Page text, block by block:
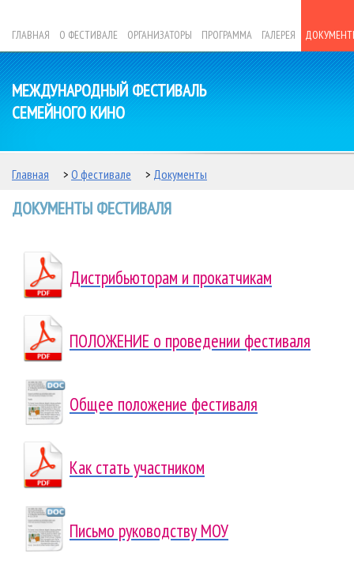
ГЛАВНАЯ О ФЕСТИВАЛЕ ОРГАНИЗАТОРЫ ПРОГРАММА ГАЛЕРЕЯ
МЕЖДУНАРОДНЫЙ ФЕСТИВАЛЬ
СЕМЕЙНОГО КИНО
Главная > О фестивале > Документы
ДОКУМЕНТЫ ФЕСТИВАЛЯ
Дистрибьюторам и прокатчикам
ПОЛОЖЕНИЕ о проведении фестиваля
Общее положение фестиваля
Как стать участником
Письмо руководству МОУ